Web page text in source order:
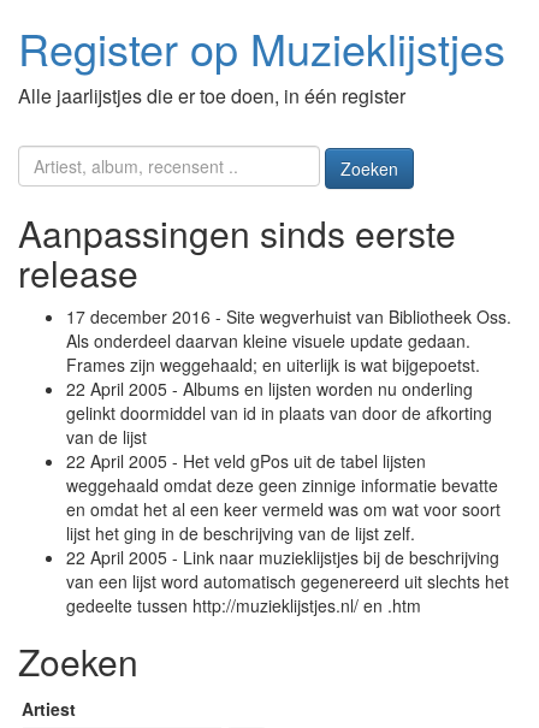
Register op Muzieklijstjes
Alle jaarlijstjes die er toe doen, in één register
Zoeken
Aanpassingen sinds eerste
release
17 december 2016 - Site wegverhuist van Bibliotheek Oss.
Als onderdeel daarvan kleine visuele update gedaan.
Frames zijn weggehaald; en uiterlijk is wat bijgepoetst.
22 April 2005 - Albums en lijsten worden nu onderling
gelinkt doormiddel van id in plaats van door de afkorting
van de lijst
22 April 2005 - Het veld gPos uit de tabel lijsten
weggehaald omdat deze geen zinnige informatie bevatte
en omdat het al een keer vermeld was om wat voor soort
lijst het ging in de beschrijving van de lijst zelf.
22 April 2005 - Link naar muzieklijstjes bij de beschrijving
van een lijst word automatisch gegenereerd uit slechts het
gedeelte tussen http://muzieklijstjes.nl/ en .htm
Zoeken
Artiest